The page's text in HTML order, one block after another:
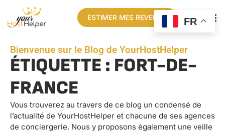
ESTIMER MES REVENUS
Bienvenue sur le Blog de YourHostHelper
ÉTIQUETTE : FORT-DE-
FRANCE
Vous trouverez au travers de ce blog un condensé de
l’actualité de YourHostHelper et chacune de ses agences
de conciergerie. Nous y proposons également une veille
FR